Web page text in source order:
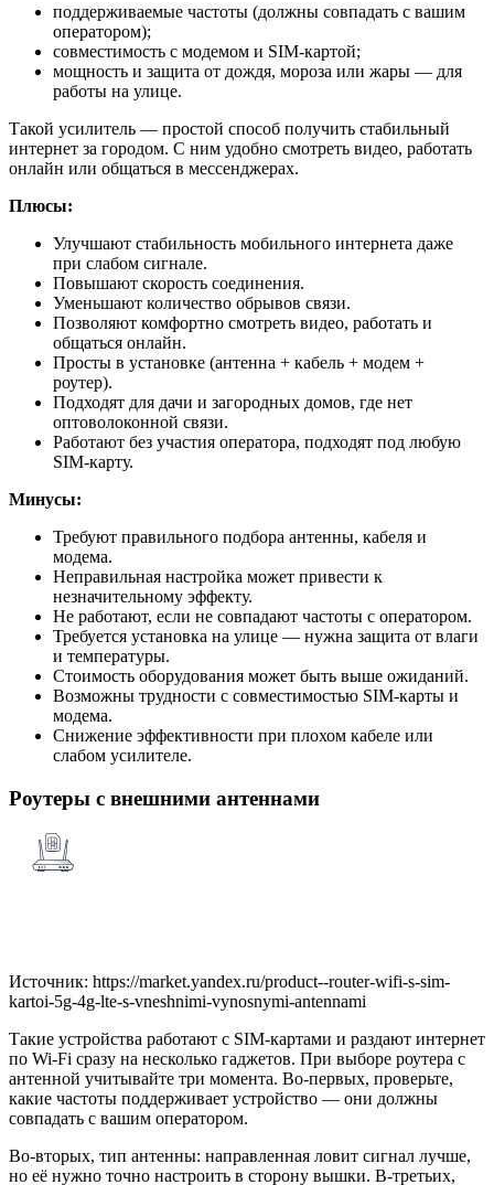
поддерживаемые частоты (должны совпадать с вашим
оператором);
совместимость с модемом и SIM-картой;
мощность и защита от дождя, мороза или жары — для
работы на улице.
Такой усилитель — простой способ получить стабильный
интернет за городом. С ним удобно смотреть видео, работать
онлайн или общаться в мессенджерах.
Плюсы:
Улучшают стабильность мобильного интернета даже
при слабом сигнале.
Повышают скорость соединения.
Уменьшают количество обрывов связи.
Позволяют комфортно смотреть видео, работать и
общаться онлайн.
Просты в установке (антенна + кабель + модем +
роутер).
Подходят для дачи и загородных домов, где нет
оптоволоконной связи.
Работают без участия оператора, подходят под любую
SIM-карту.
Минусы:
Требуют правильного подбора антенны, кабеля и
модема.
Неправильная настройка может привести к
незначительному эффекту.
Не работают, если не совпадают частоты с оператором.
Требуется установка на улице — нужна защита от влаги
и температуры.
Стоимость оборудования может быть выше ожиданий.
Возможны трудности с совместимостью SIM-карты и
модема.
Снижение эффективности при плохом кабеле или
слабом усилителе.
Роутеры с внешними антеннами
Источник: https://market.yandex.ru/product--router-wifi-s-sim-
kartoi-5g-4g-lte-s-vneshnimi-vynosnymi-antennami
Такие устройства работают с SIM-картами и раздают интернет
по Wi-Fi сразу на несколько гаджетов. При выборе роутера с
антенной учитывайте три момента. Во-первых, проверьте,
какие частоты поддерживает устройство — они должны
совпадать с вашим оператором.
Во-вторых, тип антенны: направленная ловит сигнал лучше,
но её нужно точно настроить в сторону вышки. В-третьих,